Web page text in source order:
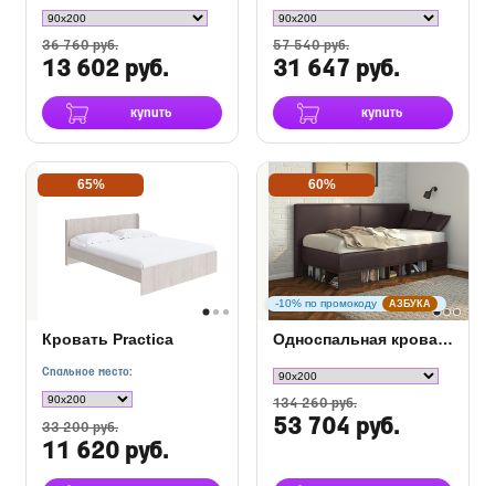
36 760 руб.
13 602 руб.
купить
57 540 руб.
31 647 руб.
купить
65%
Кровать Practica
Спальное место:
33 200 руб.
11 620 руб.
-10% по промокоду АЗБУКА
60%
Односпальная кровать тахта Lancaster 1 с ПМ
134 260 руб.
53 704 руб.